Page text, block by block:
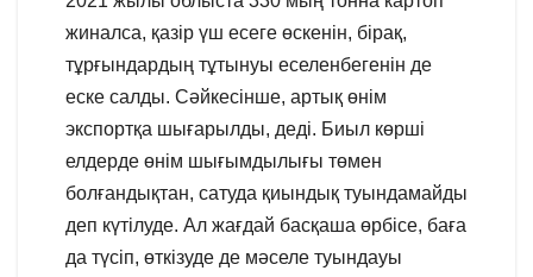
жиналса, қазір үш есеге өскенін, бірақ,
тұрғындардың тұтынуы еселенбегенін де
еске салды. Сәйкесінше, артық өнім
экспортқа шығарылды, деді. Биыл көрші
елдерде өнім шығымдылығы төмен
болғандықтан, сатуда қиындық туындамайды
деп күтілуде. Ал жағдай басқаша өрбісе, баға
да түсіп, өткізуде де мәселе туындауы